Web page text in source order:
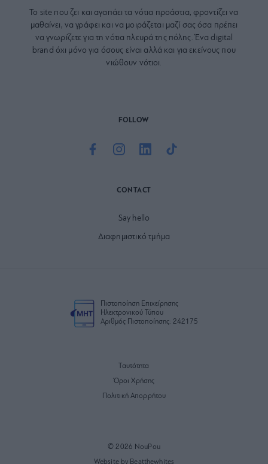
Το site που ζει και αγαπάει τα νότια προάστια, φροντίζει να
μαθαίνει, να γράφει και να μοιράζεται μαζί σας όσα πρέπει
να γνωρίζετε για τη νότια πλευρά της πόλης. Ένα digital
brand όχι μόνο για όσους είναι αλλά και για εκείνους που
νιώθουν νότιοι.
FOLLOW
CONTACT
Say hello
Διαφημιστικό τμήμα
Πιστοποίηση Επιχείρησης
Ηλεκτρονικού Τύπου
Αριθμός Πιστοποίησης: 242175
Ταυτότητα
Όροι Χρήσης
Πολιτική Απορρήτου
© 2026 NouPou
Website by Beatthewhites